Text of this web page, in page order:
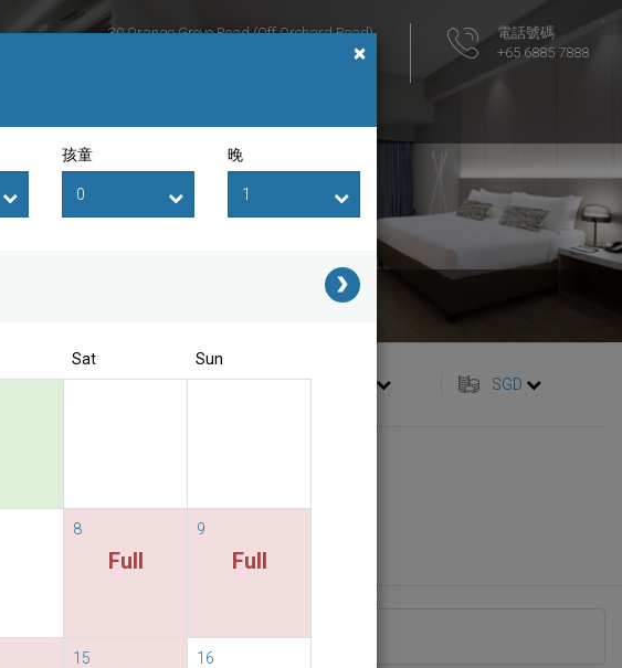
30 Orange Grove Road (Off Orchard Road)
電話號碼
+65 6885 7888
rate
繁體中文 SGD
定的時間內已經客滿.
×
孩童 晚
Sat Sun
8
Full
9
Full
15 16